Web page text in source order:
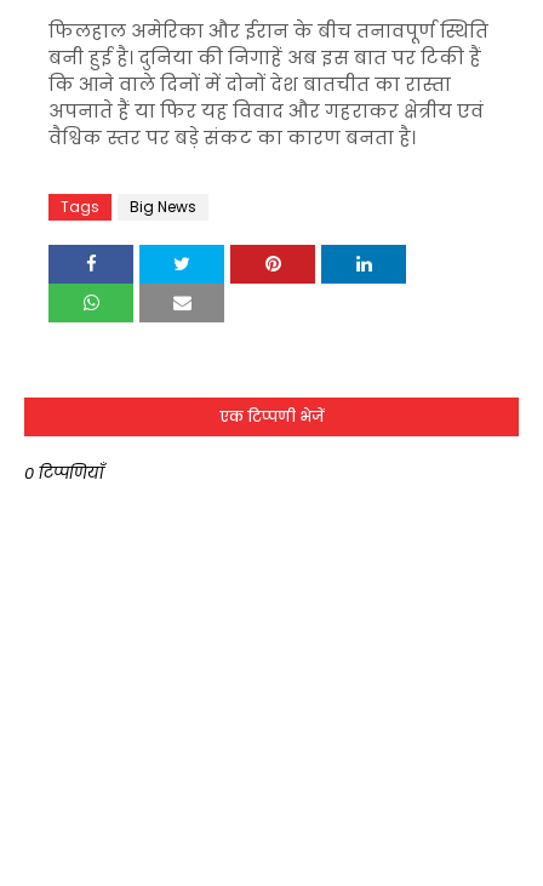
फिलहाल अमेरिका और ईरान के बीच तनावपूर्ण स्थिति
बनी हुई है। दुनिया की निगाहें अब इस बात पर टिकी हैं
कि आने वाले दिनों में दोनों देश बातचीत का रास्ता
अपनाते हैं या फिर यह विवाद और गहराकर क्षेत्रीय एवं
वैश्विक स्तर पर बड़े संकट का कारण बनता है।
Tags Big News
एक टिप्पणी भेजें
0 टिप्पणियाँ